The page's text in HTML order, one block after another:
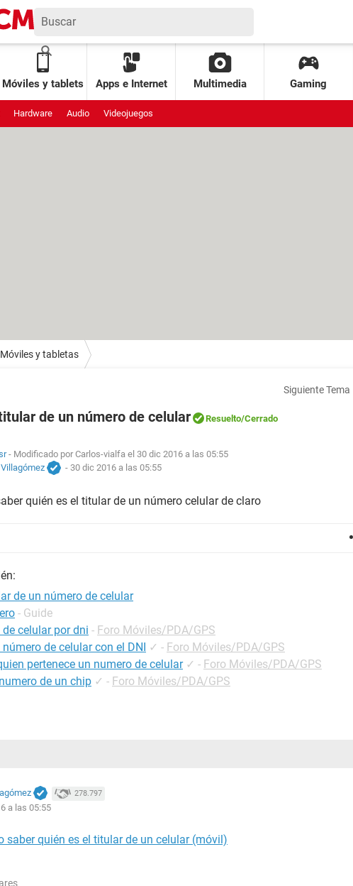
Móviles y tablets Apps e Internet Multimedia Gaming
Hardware Audio Videojuegos
Móviles y tabletas
Siguiente Tema
de un número de celular Resuelto/Cerrado
- Modificado por Carlos-vialfa el 30 dic 2016 a las 05:55
- 30 dic 2016 a las 05:55
quién es el titular de un número celular de claro
de un número de celular
- Guide
celular por dni - Foro Móviles/PDA/GPS
de celular con el DNI ✓ - Foro Móviles/PDA/GPS
pertenece un numero de celular ✓ - Foro Móviles/PDA/GPS
de un chip ✓ - Foro Móviles/PDA/GPS
278.797
a las 05:55
saber quién es el titular de un celular (móvil)